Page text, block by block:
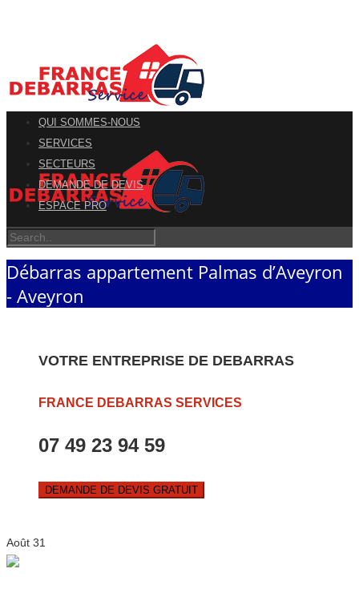
QUI SOMMES-NOUS
SERVICES
SECTEURS
DEMANDE DE DEVIS
ESPACE PRO
Débarras appartement Palmas d’Aveyron
- Aveyron
VOTRE ENTREPRISE DE DEBARRAS
FRANCE DEBARRAS SERVICES
07 49 23 94 59
DEMANDE DE DEVIS GRATUIT
Août 31